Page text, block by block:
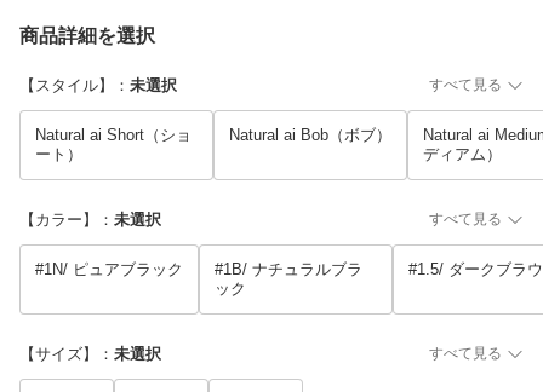
商品詳細を選択
【スタイル】 ： 未選択 すべて見る
Natural ai Short（ショ
ート）
Natural ai Bob（ボブ）
Natural ai
ディアム）
【カラー】 ： 未選択 すべて見る
#1N/ ピュアブラック
#1B/ ナチュラルブラ
ック
#1.5/ ダークブラ
【サイズ】 ： 未選択 すべて見る